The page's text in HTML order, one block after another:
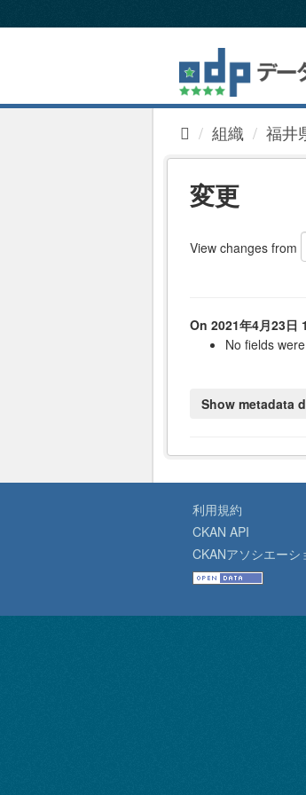
キ
組織 福井
変更
View changes from
On 2021年4月23日
No fields
利用規約
CKAN API
CKANアソシエーシ